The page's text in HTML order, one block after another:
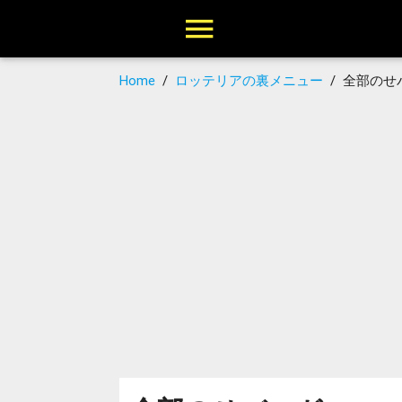
Home / ロッテリアの裏メニュー /全部のせ